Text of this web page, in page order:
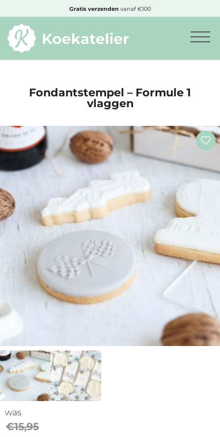
Minimum
Nieuwe
producten
Producten
op
Producten
op
Maatwerk
Cursussen
Outlet
Gratis verzenden vanaf €100
Fondantstempel – Formule 1
vlaggen
was
€15,95